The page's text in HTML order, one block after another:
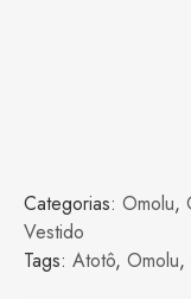
Categorias: Omolu,
Vestido
Tags: Atotô, Omolu,